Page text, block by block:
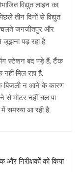
विद्युत लाइन का
तीन दिनों से विद्युत
के चलते जगजीतपुर और
जूझना पड़ रहा है.
स्टेशन बंद पड़े हैं, टैंक
मिल रहा है.
बिजली न आने के कारण
से मोटर नहीं चल पा
समस्या आ रही है.
निरीक्षकों को किया